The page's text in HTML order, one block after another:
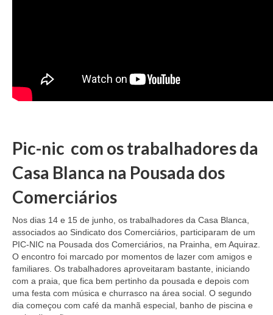
Pic-nic com os trabalhadores da
Casa Blanca na Pousada dos
Comerciários
Nos dias 14 e 15 de junho, os trabalhadores da Casa Blanca,
associados ao Sindicato dos Comerciários, participaram de um
PIC-NIC na Pousada dos Comerciários, na Prainha, em Aquiraz.
O encontro foi marcado por momentos de lazer com amigos e
familiares. Os trabalhadores aproveitaram bastante, iniciando
com a praia, que fica bem pertinho da pousada e depois com
uma festa com música e churrasco na área social. O segundo
dia começou com café da manhã especial, banho de piscina e